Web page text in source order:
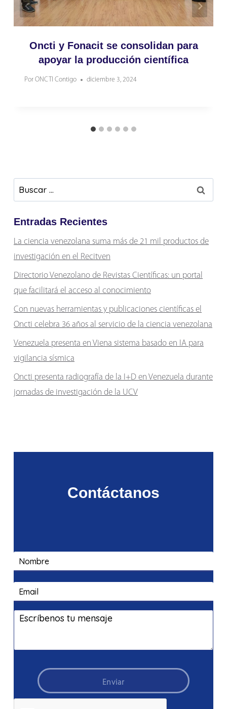
Oncti y Fonacit se consolidan para
apoyar la producción científica
Por ONCTI Contigo diciembre 3, 2024
Buscar:
Entradas Recientes
La ciencia venezolana suma más de 21 mil productos de
investigación en el Recitven
Directorio Venezolano de Revistas Científicas: un portal
que facilitará el acceso al conocimiento
Con nuevas herramientas y publicaciones científicas el
Oncti celebra 36 años al servicio de la ciencia venezolana
Venezuela presenta en Viena sistema basado en IA para
vigilancia sísmica
Oncti presenta radiografía de la I+D en Venezuela durante
jornadas de investigación de la UCV
Contáctanos
Enviar